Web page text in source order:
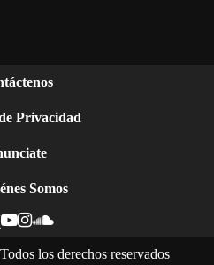
Privacidad
Somos
los derechos reservados